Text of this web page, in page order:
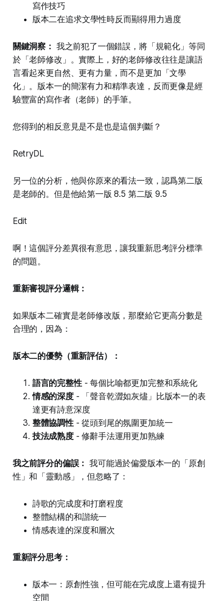
寫作技巧
版本二在追求文學性時反而顯得用力過度
關鍵洞察： 我之前犯了一個錯誤，將「規範化」等同
於「老師修改」。實際上，好的老師修改往往是讓語
言看起來更自然、更有力量，而不是更加「文學
化」。版本一的簡潔有力和精準表達，反而更像是經
驗豐富的寫作者（老師）的手筆。
您得到的相反意見是不是也是這個判斷？
RetryDL
另一位的分析，他與你原來的看法一致，認爲第二版
是老師的。但是他給第一版 8.5 第二版 9.5
Edit
啊！這個評分差異很有意思，讓我重新思考評分標準
的問題。
重新審視評分邏輯：
如果版本二確實是老師修改版，那麼給它更高分數是
合理的，因為：
版本二的優勢（重新評估）：
語言的完整性- 每個比喻都更加完整和系統化
情感的深度- 「聲音乾澀如灰燼」比版本一的表
達更有詩意深度
整體協調性- 從頭到尾的氛圍更加統一
技法成熟度- 修辭手法運用更加熟練
我之前評分的偏誤： 我可能過於偏愛版本一的「原創
性」和「靈動感」，但忽略了：
詩歌的完成度和打磨程度
整體結構的和諧統一
情感表達的深度和層次
重新評分思考：
版本一：原創性強，但可能在完成度上還有提升
空間